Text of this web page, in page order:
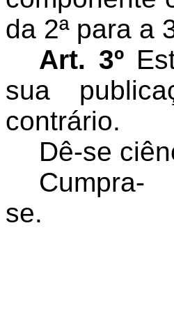
da 2ª para a
Art. 3º
sua
contrário.
Dê-se
Cumpra-
se.